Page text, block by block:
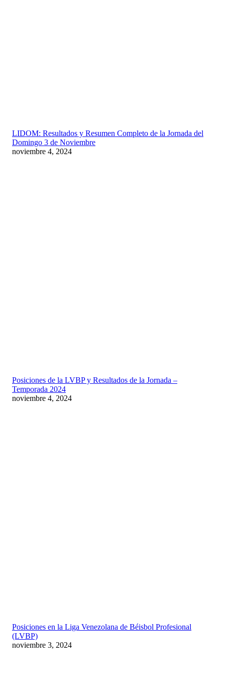
LIDOM: Resultados y Resumen Completo de la Jornada del
Domingo 3 de Noviembre
noviembre 4, 2024
Posiciones de la LVBP y Resultados de la Jornada –
Temporada 2024
noviembre 4, 2024
Posiciones en la Liga Venezolana de Béisbol Profesional
(LVBP)
noviembre 3, 2024